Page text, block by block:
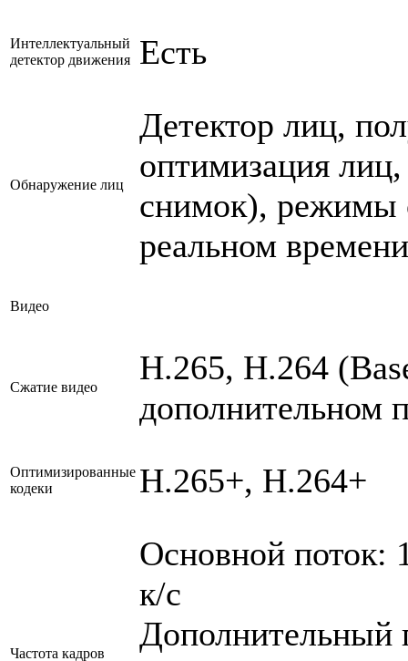
Интеллектуальный
детектор движения
Есть
Обнаружение лиц
Детектор лиц,
оптимизация
снимок), режимы
реальном
Видео
Сжатие видео
H.265, H.264
дополнительном
Оптимизированные
кодеки
H.265+, H.264+
Частота кадров
Основной поток:
к/с
Дополнительный